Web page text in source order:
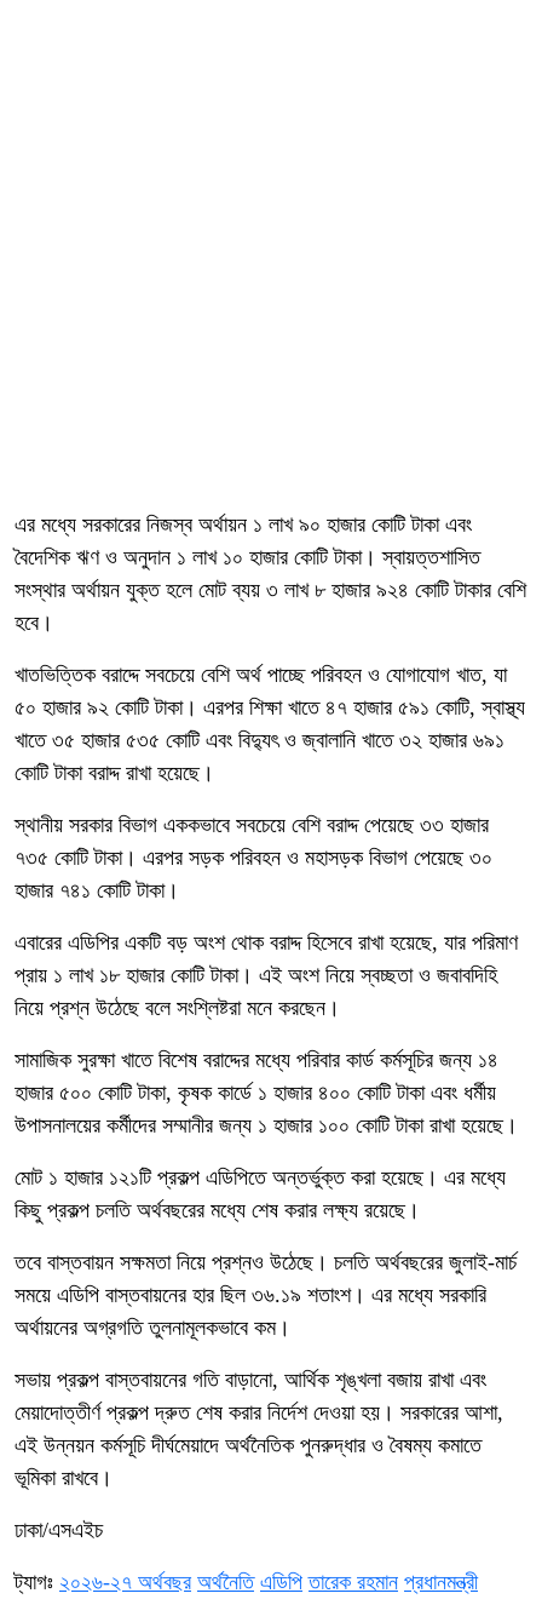
এর মধ্যে সরকারের নিজস্ব অর্থায়ন ১ লাখ ৯০ হাজার কোটি টাকা এবং
বৈদেশিক ঋণ ও অনুদান ১ লাখ ১০ হাজার কোটি টাকা। স্বায়ত্তশাসিত
সংস্থার অর্থায়ন যুক্ত হলে মোট ব্যয় ৩ লাখ ৮ হাজার ৯২৪ কোটি টাকার বেশি
হবে।
খাতভিত্তিক বরাদ্দে সবচেয়ে বেশি অর্থ পাচ্ছে পরিবহন ও যোগাযোগ খাত, যা
৫০ হাজার ৯২ কোটি টাকা। এরপর শিক্ষা খাতে ৪৭ হাজার ৫৯১ কোটি, স্বাস্থ্য
খাতে ৩৫ হাজার ৫৩৫ কোটি এবং বিদ্যুৎ ও জ্বালানি খাতে ৩২ হাজার ৬৯১
কোটি টাকা বরাদ্দ রাখা হয়েছে।
স্থানীয় সরকার বিভাগ এককভাবে সবচেয়ে বেশি বরাদ্দ পেয়েছে ৩৩ হাজার
৭৩৫ কোটি টাকা। এরপর সড়ক পরিবহন ও মহাসড়ক বিভাগ পেয়েছে ৩০
হাজার ৭৪১ কোটি টাকা।
এবারের এডিপির একটি বড় অংশ থোক বরাদ্দ হিসেবে রাখা হয়েছে, যার পরিমাণ
প্রায় ১ লাখ ১৮ হাজার কোটি টাকা। এই অংশ নিয়ে স্বচ্ছতা ও জবাবদিহি
নিয়ে প্রশ্ন উঠেছে বলে সংশ্লিষ্টরা মনে করছেন।
সামাজিক সুরক্ষা খাতে বিশেষ বরাদ্দের মধ্যে পরিবার কার্ড কর্মসূচির জন্য ১৪
হাজার ৫০০ কোটি টাকা, কৃষক কার্ডে ১ হাজার ৪০০ কোটি টাকা এবং ধর্মীয়
উপাসনালয়ের কর্মীদের সম্মানীর জন্য ১ হাজার ১০০ কোটি টাকা রাখা হয়েছে।
মোট ১ হাজার ১২১টি প্রকল্প এডিপিতে অন্তর্ভুক্ত করা হয়েছে। এর মধ্যে
কিছু প্রকল্প চলতি অর্থবছরের মধ্যে শেষ করার লক্ষ্য রয়েছে।
তবে বাস্তবায়ন সক্ষমতা নিয়ে প্রশ্নও উঠেছে। চলতি অর্থবছরের জুলাই-মার্চ
সময়ে এডিপি বাস্তবায়নের হার ছিল ৩৬.১৯ শতাংশ। এর মধ্যে সরকারি
অর্থায়নের অগ্রগতি তুলনামূলকভাবে কম।
সভায় প্রকল্প বাস্তবায়নের গতি বাড়ানো, আর্থিক শৃঙ্খলা বজায় রাখা এবং
মেয়াদোত্তীর্ণ প্রকল্প দ্রুত শেষ করার নির্দেশ দেওয়া হয়। সরকারের আশা,
এই উন্নয়ন কর্মসূচি দীর্ঘমেয়াদে অর্থনৈতিক পুনরুদ্ধার ও বৈষম্য কমাতে
ভূমিকা রাখবে।
ঢাকা/এসএইচ
ট্যাগঃ ২০২৬-২৭ অর্থবছর অর্থনৈতি এডিপি তারেক রহমান প্রধানমন্ত্রী